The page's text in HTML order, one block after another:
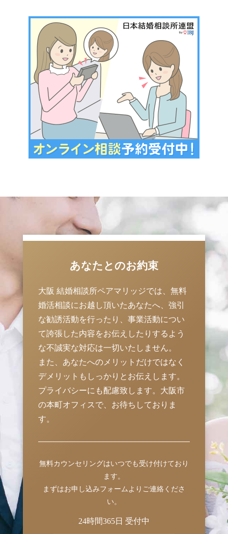
あなたとのお約束
大阪 結婚相談所ペアマリッジでは、無料
婚活相談にお越し頂いたあなたへ、強引
な勧誘活動を行ったり、事業活動につい
て誇張した内容をお伝えしたりするよう
な不誠実な対応は一切いたしません。
また、あなたへのメリットだけではなく
デメリットもしっかりとお伝えします。
プライバシーにも配慮致します。大阪市
の本町オフィスで、お待ちしておりま
す。
無料カウンセリングはいつでも受け付けており
ます。
まずはお申し込みフォームよりご連絡くださ
い。
24時間365日 受付中